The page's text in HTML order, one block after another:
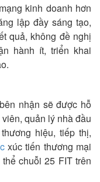
kinh doanh hơn
lập đầy sáng tạo,
quả, không đề nghị
hành ít, triển khai
nhận sẽ được hỗ
quản lý nhà đầu
hiệu, tiếp thị,
xúc tiến thương mại
chuỗi 25 FIT trên